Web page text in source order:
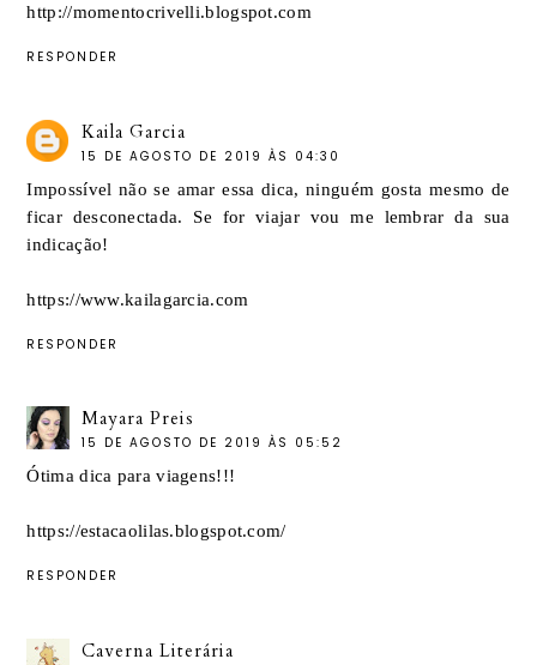
http://momentocrivelli.blogspot.com
RESPONDER
Kaila Garcia
15 DE AGOSTO DE 2019 ÀS 04:30
Impossível não se amar essa dica, ninguém gosta mesmo de
ficar desconectada. Se for viajar vou me lembrar da sua
indicação!
https://www.kailagarcia.com
RESPONDER
Mayara Preis
15 DE AGOSTO DE 2019 ÀS 05:52
Ótima dica para viagens!!!
https://estacaolilas.blogspot.com/
RESPONDER
Caverna Literária